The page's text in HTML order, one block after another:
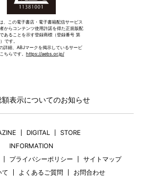
、この電子書店・電子書籍配信サービス
からコンテンツ使用許諾を得た正規版配
あることを示す登録商標（登録番号 第
です。
詳細、ABJマークを掲示しているサービ
ちらです。 https://aebs.or.jp/
表示についてのお知らせ
DIGITAL
STORE
INFORMATION
プライバシーポリシー
サイトマップ
て
よくあるご質問
お問合わせ